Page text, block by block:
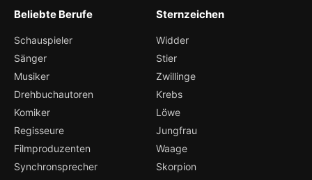
Beliebte Berufe
Schauspieler
Sänger
Musiker
Drehbuchautoren
Komiker
Regisseure
Filmproduzenten
Synchronsprecher
Sternzeichen
Widder
Stier
Zwillinge
Krebs
Löwe
Jungfrau
Waage
Skorpion